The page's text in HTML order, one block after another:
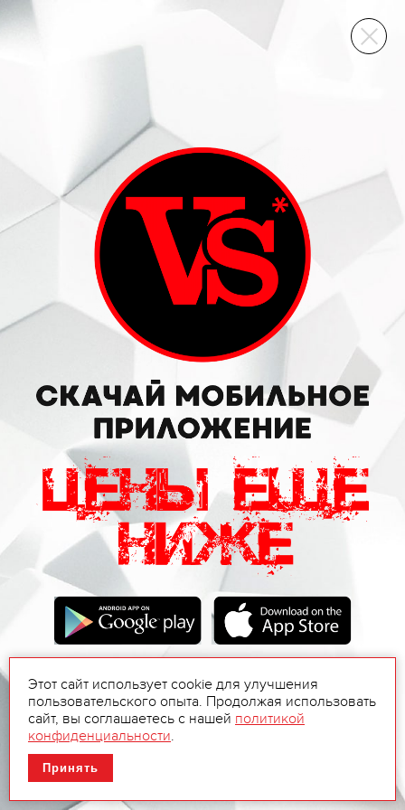
ВИННЫЙ СКЛАД
Этот сайт использует cookie для улучшения
пользовательского опыта. Продолжая использовать
сайт, вы соглашаетесь с нашей политикой
конфиденциальности.
Принять